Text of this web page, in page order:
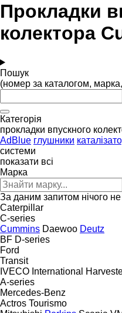
Прокладки
колектора
Пошук
(номер за каталогом,
Категорія
прокладки впускного
AdBlue глушники
системи
показати всі
Марка
За даним запитом нічого
Caterpillar
C-series
Cummins Daewoo Deutz
BF D-series
Ford
Transit
IVECO International
A-series
Mercedes-Benz
Actros Tourismo